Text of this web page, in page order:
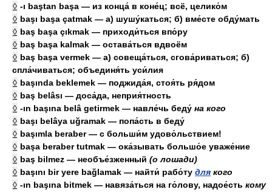
◊ -ı baştan başa — из конца́ в коне́ц; всё, целико́м
◊ başı başa çatmak — а) шушу́каться; б) вме́сте обду́мать
◊ baş başa çıkmak — приходи́ться впо́ру
◊ baş başa kalmak — остава́ться вдвоём
◊ baş başa vermek — а) совеща́ться, сгова́риваться; б)
спла́чиваться; объединя́ть уси́лия
◊ başında beklemek — поджида́я, стоя́ть ря́дом
◊ baş belâsı — доса́да, неприя́тность
◊ -ın başına belâ getirmek — навле́чь беду́ на кого
◊ başı belâya uğramak — попа́сть в беду́
◊ başımla beraber — с больши́м удово́льствием!
◊ başa beraber tutmak — ока́зывать большо́е уваже́ние
◊ baş bilmez — необъе́зженный (о лошади)
◊ başını bir yere bağlamak — найти́ рабо́ту для кого
◊ -ın başına bitmek — навяза́ться на го́лову, надое́сть кому